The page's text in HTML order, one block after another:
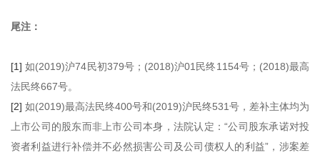
尾注：
[1] 如(2019)沪74民初379号；(2018)沪01民终1154号；(2018)最高
法民终667号。
[2] 如(2019)最高法民终400号和(2019)沪民终531号，差补主体均为
上市公司的股东而非上市公司本身，法院认定：“公司股东承诺对投
资者利益进行补偿并不必然损害公司及公司债权人的利益”，涉案差